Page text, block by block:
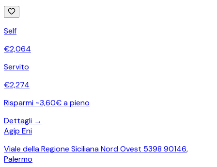
Self
€2,064
Servito
€2,274
Risparmi ~3,60€ a pieno
Dettagli →
Agip Eni
Viale della Regione Siciliana Nord Ovest 5398 90146,
Palermo